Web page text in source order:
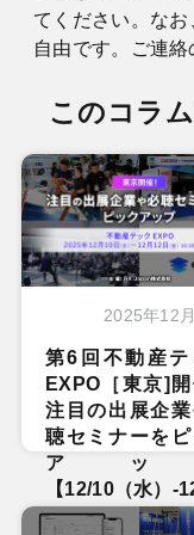
てください。な
自由です。ご連絡
このコラ
2025年12
第6回不動産テ
EXPO［東京]開
注目の出展企
聴セミナーをピ
アッ
【12/10（水）-